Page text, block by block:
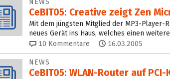
CeBIT05: Creative zeigt Zen
Mit dem jüngsten Mitglied der MP3-Player-
neues Gerät ins Haus, welches einen
10 Kommentare 16.03.2005
NEWS
CeBIT05: WLAN-Router auf